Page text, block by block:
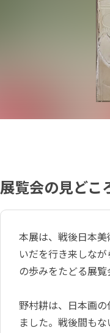
展覧会の見どこ
本展は、戦後日本
いだを行き来しな
の歩みをたどる展覧
野村耕は、日本画
ました。戦後間も